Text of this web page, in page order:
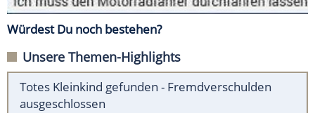
Würdest Du noch bestehen?
Unsere Themen-Highlights
Totes Kleinkind gefunden - Fremdverschulden
ausgeschlossen